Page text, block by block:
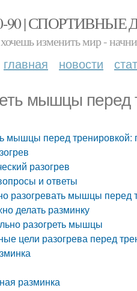
90 |
хочешь изменить мир -
главная новости
мышцы перед
мышцы перед тренировкой:
разогрев
и ответы
разогревать мышцы перед
делать разминку
разогреть мышцы
цели разогрева перед
разминка